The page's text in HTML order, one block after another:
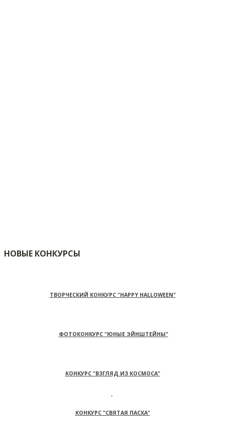
НОВЫЕ КОНКУРСЫ
ТВОРЧЕСКИЙ КОНКУРС "HAPPY HALLOWEEN"
ФОТОКОНКУРС "ЮНЫЕ ЭЙНШТЕЙНЫ"
КОНКУРС "ВЗГЛЯД ИЗ КОСМОСА"
КОНКУРС "СВЯТАЯ ПАСХА"